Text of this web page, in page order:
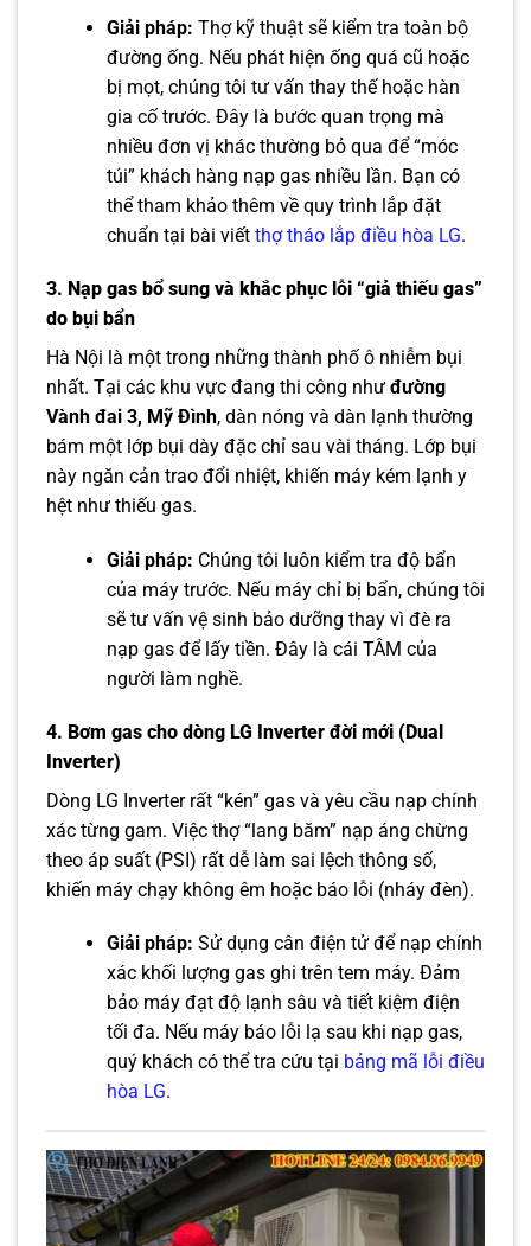
Giải pháp: Thợ kỹ thuật sẽ kiểm tra toàn bộ
đường ống. Nếu phát hiện ống quá cũ hoặc
bị mọt, chúng tôi tư vấn thay thế hoặc hàn
gia cố trước. Đây là bước quan trọng mà
nhiều đơn vị khác thường bỏ qua để “móc
túi” khách hàng nạp gas nhiều lần. Bạn có
thể tham khảo thêm về quy trình lắp đặt
chuẩn tại bài viết thợ tháo lắp điều hòa LG.
3. Nạp gas bổ sung và khắc phục lỗi “giả thiếu gas”
do bụi bẩn
Hà Nội là một trong những thành phố ô nhiễm bụi
nhất. Tại các khu vực đang thi công như đường
Vành đai 3, Mỹ Đình, dàn nóng và dàn lạnh thường
bám một lớp bụi dày đặc chỉ sau vài tháng. Lớp bụi
này ngăn cản trao đổi nhiệt, khiến máy kém lạnh y
hệt như thiếu gas.
Giải pháp: Chúng tôi luôn kiểm tra độ bẩn
của máy trước. Nếu máy chỉ bị bẩn, chúng tôi
sẽ tư vấn vệ sinh bảo dưỡng thay vì đè ra
nạp gas để lấy tiền. Đây là cái TÂM của
người làm nghề.
4. Bơm gas cho dòng LG Inverter đời mới (Dual
Inverter)
Dòng LG Inverter rất “kén” gas và yêu cầu nạp chính
xác từng gam. Việc thợ “lang băm” nạp áng chừng
theo áp suất (PSI) rất dễ làm sai lệch thông số,
khiến máy chạy không êm hoặc báo lỗi (nháy đèn).
Giải pháp: Sử dụng cân điện tử để nạp chính
xác khối lượng gas ghi trên tem máy. Đảm
bảo máy đạt độ lạnh sâu và tiết kiệm điện
tối đa. Nếu máy báo lỗi lạ sau khi nạp gas,
quý khách có thể tra cứu tại bảng mã lỗi điều
hòa LG.